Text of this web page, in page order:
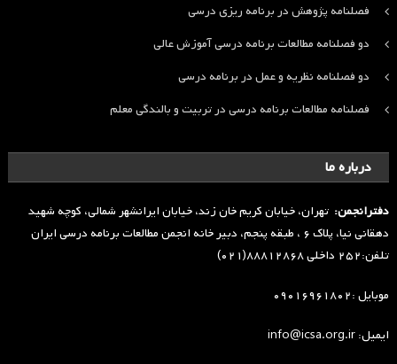
فصلنامه پژوهش در برنامه ریزی درسی
دو فصلنامه مطالعات برنامه درسی آموزش عالی
دو فصلنامه نظریه و عمل در برنامه درسی
فصلنامه مطالعات برنامه درسی در تربیت و بالندگی معلم
درباره ما
دفترانجمن: تهران، خیابان کریم خان زند، خیابان ایرانشهر شمالی، کوچه شهید
دهقانی نیا، پلاک ۶ ، طبقه پنجم، دبیر خانه انجمن مطالعات برنامه درسی ایران
تلفن:۲۵۲ داخلی ۸۸۸۱۲۸۶۸(۰۲۱)
موبایل :۰۹۰۱۶۹۶۱۸۰۲
ایمیل: info@icsa.org.ir